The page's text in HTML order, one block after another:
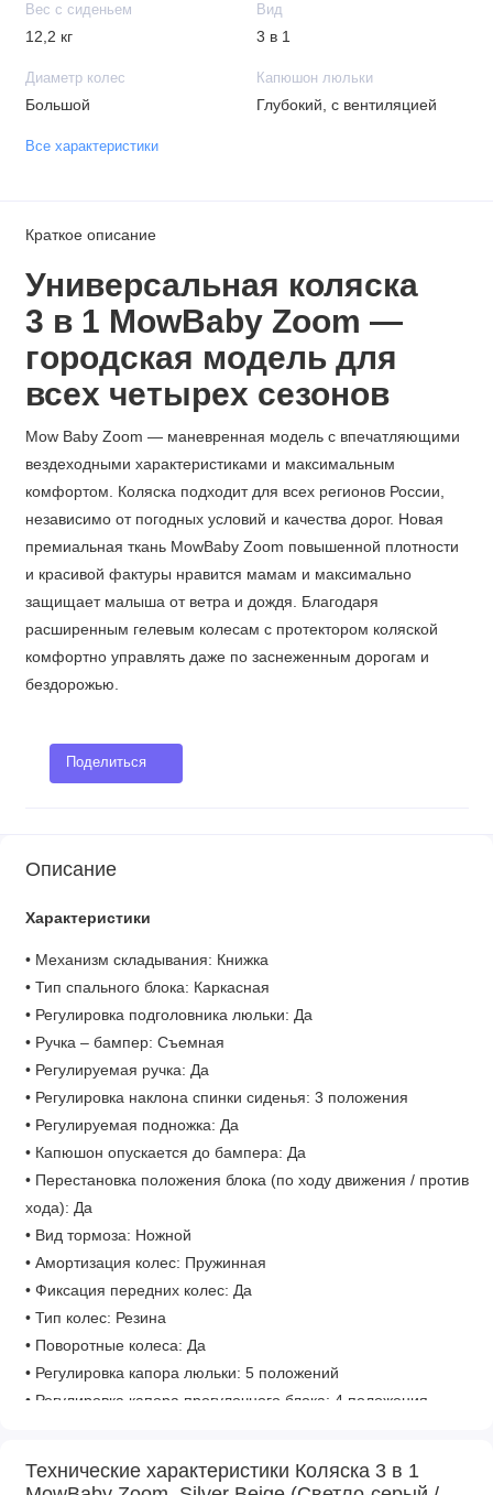
Вес с сиденьем
12,2 кг
Вид
3 в 1
Диаметр колес
Большой
Капюшон люльки
Глубокий, с вентиляцией
Все характеристики
Краткое описание
Универсальная коляска
3 в 1 MowBaby Zoom —
городская модель для
всех четырех сезонов
Mow Baby Zoom — маневренная модель с впечатляющими
вездеходными характеристиками и максимальным
комфортом. Коляска подходит для всех регионов России,
независимо от погодных условий и качества дорог. Новая
премиальная ткань MowBaby Zoom повышенной плотности
и красивой фактуры нравится мамам и максимально
защищает малыша от ветра и дождя. Благодаря
расширенным гелевым колесам с протектором коляской
комфортно управлять даже по заснеженным дорогам и
бездорожью.
Поделиться
Описание
Характеристики
• Механизм складывания: Книжка
• Тип спального блока: Каркасная
• Регулировка подголовника люльки: Да
• Ручка – бампер: Съемная
• Регулируемая ручка: Да
• Регулировка наклона спинки сиденья: 3 положения
• Регулируемая подножка: Да
• Капюшон опускается до бампера: Да
• Перестановка положения блока (по ходу движения / против
хода): Да
• Вид тормоза: Ножной
• Амортизация колес: Пружинная
• Фиксация передних колес: Да
• Тип колес: Резина
• Поворотные колеса: Да
• Регулировка капора люльки: 5 положений
• Регулировка капора прогулочного блока: 4 положения
• Материал изготовления: Алюминий
Технические характеристики Коляска 3 в 1